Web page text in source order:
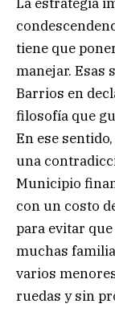
tiene que
manejar. Esas
Barrios en
filosofía que
En ese
una
Municipio
con un costo
para evitar
muchas
varios
ruedas y sin